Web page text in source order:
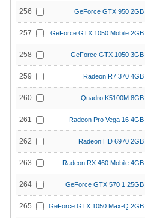
256 GeForce GTX 950 2GB
257 GeForce GTX 1050 Mobile 2GB
258 GeForce GTX 1050 3GB
259 Radeon R7 370 4GB
260 Quadro K5100M 8GB
261 Radeon Pro Vega 16 4GB
262 Radeon HD 6970 2GB
263 Radeon RX 460 Mobile 4GB
264 GeForce GTX 570 1.25GB
265 GeForce GTX 1050 Max-Q 2GB